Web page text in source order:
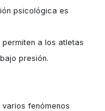
psicológica es
a los atletas
presión.
fenómenos